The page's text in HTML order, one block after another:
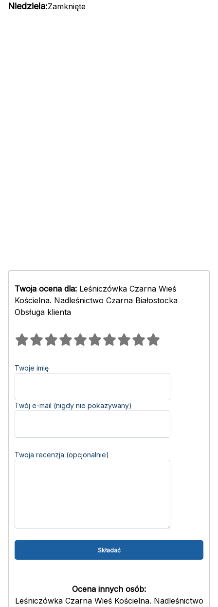
Niedziela:Zamknięte
Twoja ocena dla: Leśniczówka Czarna Wieś
Kościelna. Nadleśnictwo Czarna Białostocka
Obsługa klienta
Twoje imię
Twój e-mail (nigdy nie pokazywany)
Twoja recenzja (opcjonalnie)
Ocena innych osób:
Leśniczówka Czarna Wieś Kościelna. Nadleśnictwo